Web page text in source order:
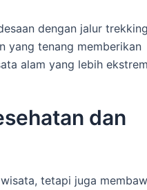
dengan jalur
yang tenang memberikan
alam yang lebih
dan
tetapi juga